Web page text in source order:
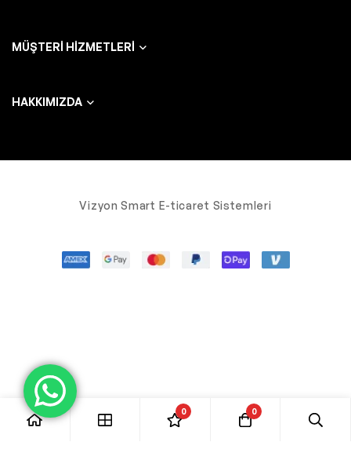
MÜŞTERI HIZMETLERI
HAKKIMIZDA
Vizyon Smart E-ticaret Sistemleri
0 0